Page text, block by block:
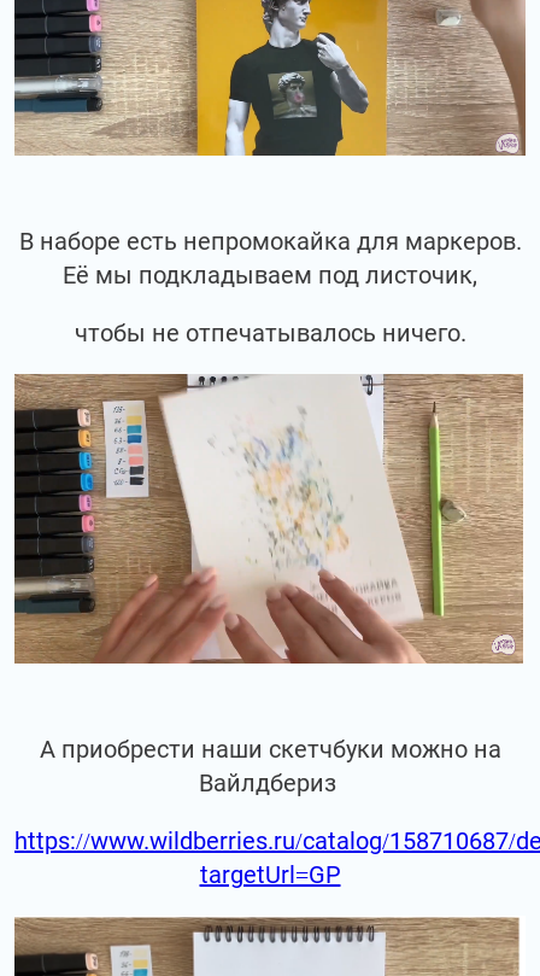
В наборе есть непромокайка для маркеров.
Её мы подкладываем под листочик,
чтобы не отпечатывалось ничего.
А приобрести наши скетчбуки можно на
Вайлдбериз
https://www.wildberries.ru/catalog/158710687/
targetUrl=GP